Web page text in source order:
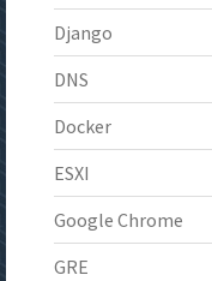
Django
DNS
Docker
ESXI
Google Chrome
GRE